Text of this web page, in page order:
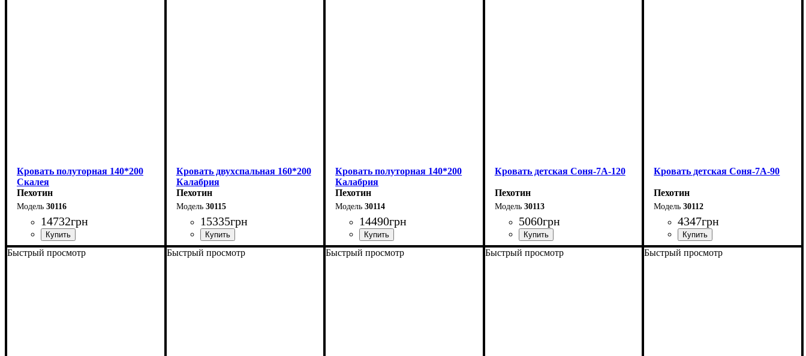
Кровать полуторная 140*200
Скалея
Пехотин
30116
14732грн
Кровать двухспальная 160*200
Калабрия
Пехотин
30115
15335грн
Кровать полуторная 140*200
Калабрия
Пехотин
30114
14490грн
Кровать детская Соня-7А-120
Пехотин
30113
5060грн
Кровать детская Соня-7А-90
Пехотин
30112
4347грн
Быстрый просмотр Быстрый просмотр Быстрый просмотр Быстрый просмотр Быстрый просмотр